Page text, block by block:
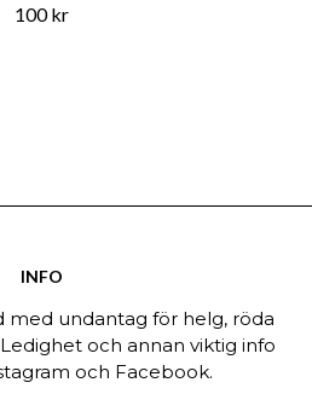
100 kr
INFO
med undantag för helg, röda
och annan viktig info
och Facebook.